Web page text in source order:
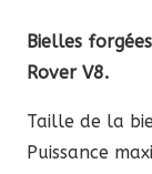
V8
Bielles
Rover V8.
Taille de la
Puissance